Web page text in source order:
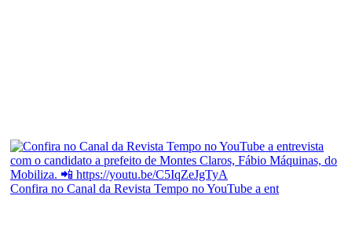
Confira no Canal da Revista Tempo no YouTube a ent